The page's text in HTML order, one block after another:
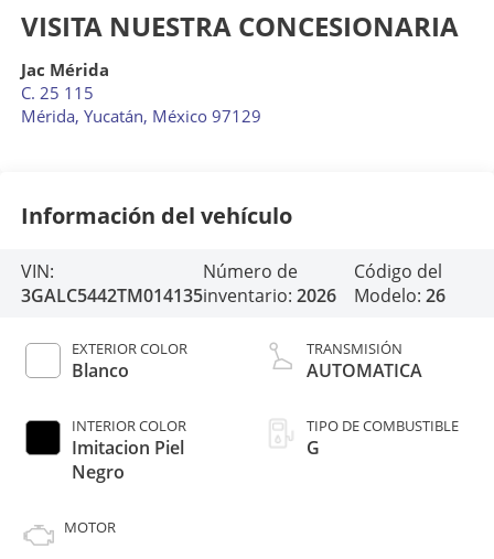
VISITA NUESTRA CONCESIONARIA
Jac Mérida
C. 25 115
Mérida, Yucatán, México 97129
Información del vehículo
VIN:
3GALC5442TM014135
Número de
inventario: 2026
Código del
Modelo: 26
EXTERIOR COLOR
Blanco
INTERIOR COLOR
Imitacion Piel
Negro
MOTOR
TRANSMISIÓN
AUTOMATICA
TIPO DE COMBUSTIBLE
G